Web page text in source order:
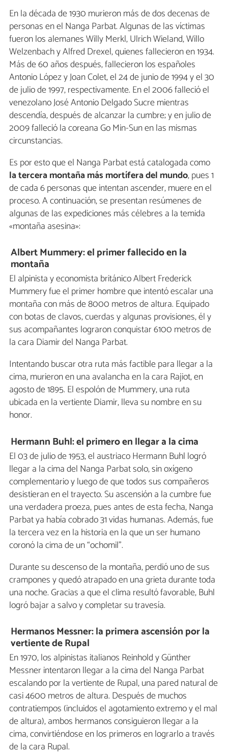
En la década de 1930 murieron más de dos decenas de
personas en el Nanga Parbat. Algunas de las víctimas
fueron los alemanes Willy Merkl, Ulrich Wieland, Willo
Welzenbach y Alfred Drexel, quienes fallecieron en 1934.
Más de 60 años después, fallecieron los españoles
Antonio López y Joan Colet, el 24 de junio de 1994 y el 30
de julio de 1997, respectivamente. En el 2006 falleció el
venezolano José Antonio Delgado Sucre mientras
descendía, después de alcanzar la cumbre; y en julio de
2009 falleció la coreana Go Min-Sun en las mismas
circunstancias.
Es por esto que el Nanga Parbat está catalogada como
la tercera montaña más mortífera del mundo, pues 1
de cada 6 personas que intentan ascender, muere en el
proceso. A continuación, se presentan resúmenes de
algunas de las expediciones más célebres a la temida
«montaña asesina»:
Albert Mummery: el primer fallecido en la
montaña
El alpinista y economista británico Albert Frederick
Mummery fue el primer hombre que intentó escalar una
montaña con más de 8000 metros de altura. Equipado
con botas de clavos, cuerdas y algunas provisiones, él y
sus acompañantes lograron conquistar 6100 metros de
la cara Diamir del Nanga Parbat.
Intentando buscar otra ruta más factible para llegar a la
cima, murieron en una avalancha en la cara Rajiot, en
agosto de 1895. El espolón de Mummery, una ruta
ubicada en la vertiente Diamir, lleva su nombre en su
honor.
Hermann Buhl: el primero en llegar a la cima
El 03 de julio de 1953, el austriaco Hermann Buhl logró
llegar a la cima del Nanga Parbat solo, sin oxígeno
complementario y luego de que todos sus compañeros
desistieran en el trayecto. Su ascensión a la cumbre fue
una verdadera proeza, pues antes de esta fecha, Nanga
Parbat ya había cobrado 31 vidas humanas. Además, fue
la tercera vez en la historia en la que un ser humano
coronó la cima de un “ochomil”.
Durante su descenso de la montaña, perdió uno de sus
crampones y quedó atrapado en una grieta durante toda
una noche. Gracias a que el clima resultó favorable, Buhl
logró bajar a salvo y completar su travesía.
Hermanos Messner: la primera ascensión por la
vertiente de Rupal
En 1970, los alpinistas italianos Reinhold y Günther
Messner intentaron llegar a la cima del Nanga Parbat
escalando por la vertiente de Rupal, una pared natural de
casi 4600 metros de altura. Después de muchos
contratiempos (incluidos el agotamiento extremo y el mal
de altura), ambos hermanos consiguieron llegar a la
cima, convirtiéndose en los primeros en lograrlo a través
de la cara Rupal.